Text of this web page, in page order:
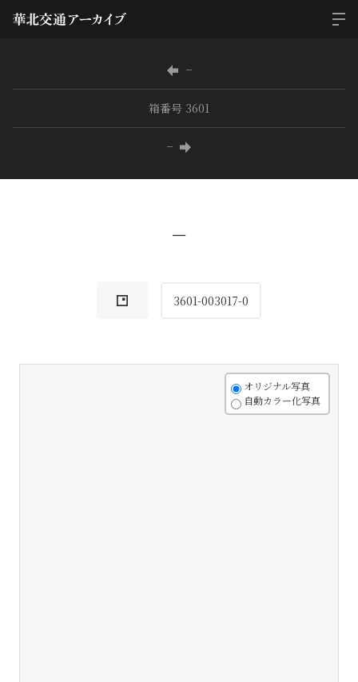
−
箱番号 3601
−
−
3601-003017-0
オリジナル写真
自動カラー化写真